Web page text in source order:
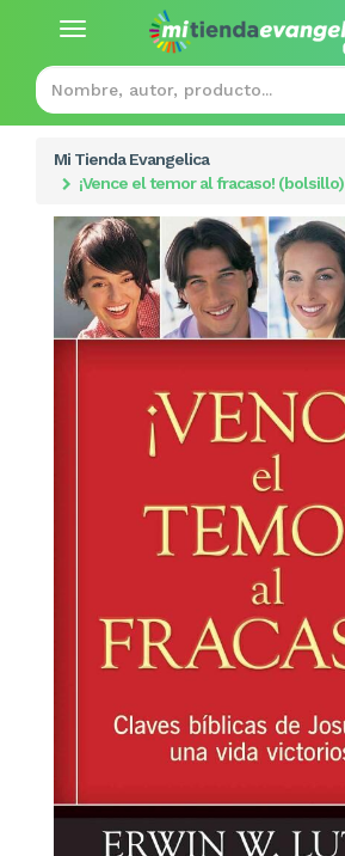
Toggle
Mi Tienda Evangelica
¡Vence el temor al fracaso! (bolsillo)